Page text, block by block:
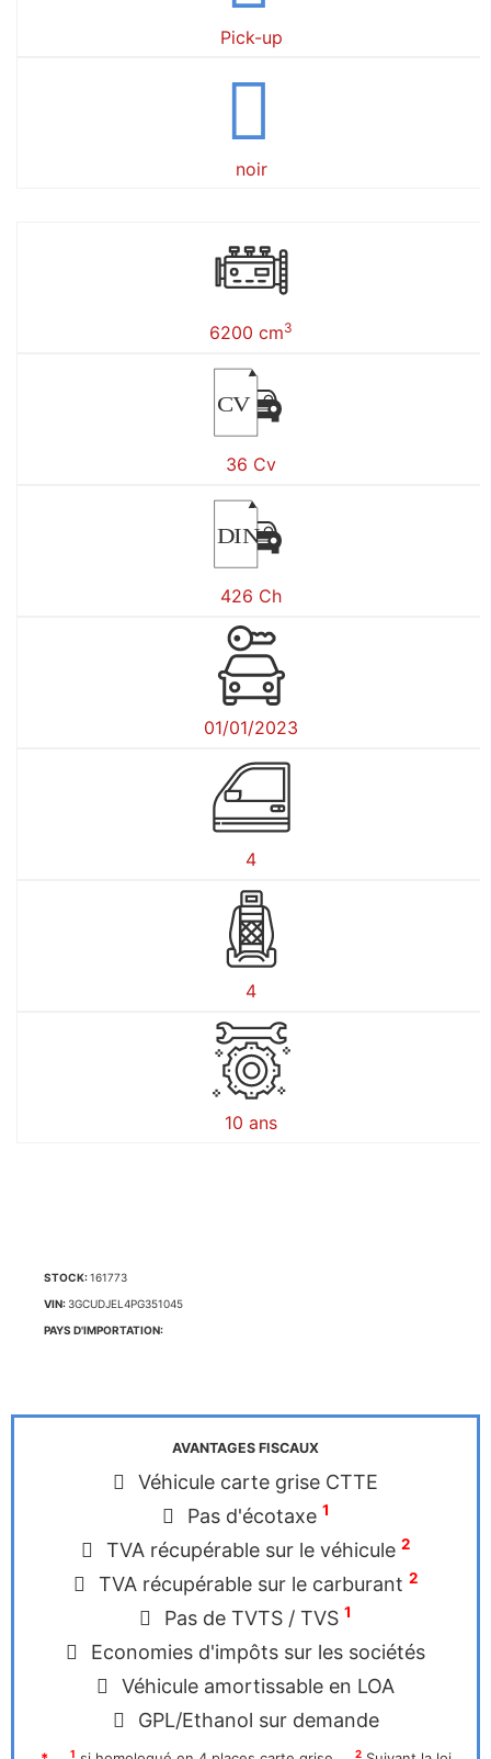
Pick-up
noir
6200 cm3
CV
36 Cv
DIN
426 Ch
01/01/2023
4
4
10 ans
STOCK:161773
VIN:3GCUDJEL4PG351045
PAYS D'IMPORTATION:
AVANTAGES FISCAUX
Véhicule carte grise CTTE
Pas d'écotaxe 1
TVA récupérable sur le véhicule 2
TVA récupérable sur le carburant 2
Pas de TVTS / TVS 1
Economies d'impôts sur les sociétés
Véhicule amortissable en LOA
GPL/Ethanol sur demande
1 2